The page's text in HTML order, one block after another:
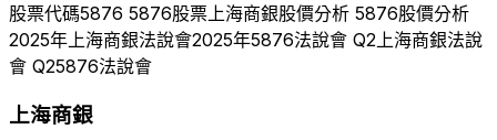
股票代碼5876 5876股票 上海商銀股價分析 5876股價分析
2025年 上海商銀法說會2025年5876法說會 Q2 上海商銀法說
會 Q25876法說會
上海商銀